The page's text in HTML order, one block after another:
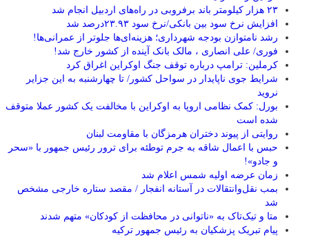
۲۳ هزار کیلومتر باند برفروبی در راه‌های اردبیل انجام شد
افزایش نرخ سود بین بانکی/نرخ سود ۲۳.۹۳درصد شد
رشد نامتوازن بودجه شهرداری؛ هزینه‌ای‌ها جلوتر از عمرانی‌ها!
فوری/ علی انصاری ، مالک بانک آینده از کشور خارج شد!
کرملین: ترامپ درباره توقف جنگ اوکراین اغراق کرد
شرایط جوی ناپایدار در سواحل کشور/ تا چهارشنبه به این جزایر
نروید
بورل: کمک نظامی اروپا به اوکراین با مخالفت یک کشور عملا متوقف
شده است
روایتی از پیوند دختران هرمزگان با مقاومت لبنان
حبس با اعمال شاقه به جرم توطئه برای ترور رئیس جمهور با «سحر
و جادو»!
زمان عرضه اولیه شمس اعلام شد
بمب نقل‌وانتقالات در آستانه انفجار / مقصد ستاره خارجی مشخص
شد
متا و تیک‌تاک به «ناتوانی در محافظت از کودکان» متهم شدند
پیام تبریک پزشکیان به رئیس جمهور ترکیه